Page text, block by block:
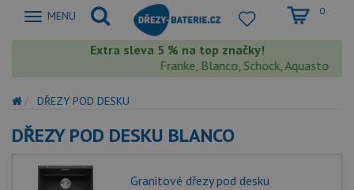
Zobrazit
MENU 0
Extra sleva 5 % na top značky!
Franke, Blanco, Schock, Aquastone,
DŘEZY POD DESKU
DŘEZY POD DESKU BLANCO
Granitové dřezy pod desku